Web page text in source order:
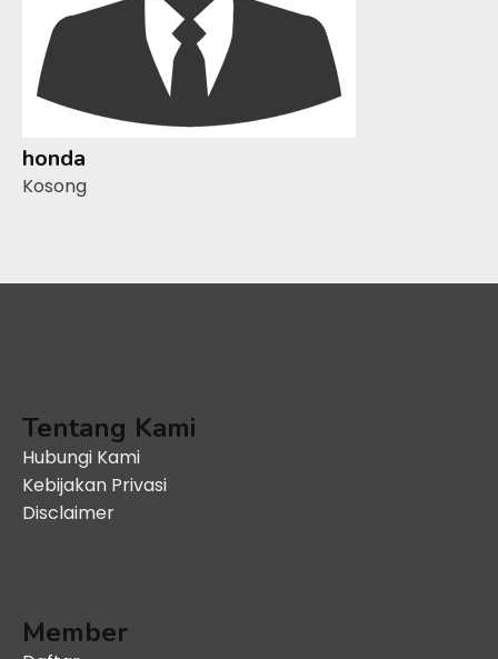
honda
Kosong
Tentang Kami
Hubungi Kami
Kebijakan Privasi
Disclaimer
Member